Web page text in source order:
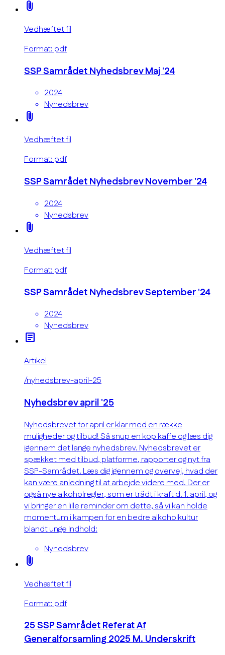
attach_file
Vedhæftet fil
Format: pdf
SSP Samrådet Nyhedsbrev Maj '24
2024
Nyhedsbrev
attach_file
Vedhæftet fil
Format: pdf
SSP Samrådet Nyhedsbrev November '24
2024
Nyhedsbrev
attach_file
Vedhæftet fil
Format: pdf
SSP Samrådet Nyhedsbrev September '24
2024
Nyhedsbrev
article
Artikel
/nyhedsbrev-april-25
Nyhedsbrev april '25
Nyhedsbrevet for april er klar med en række
muligheder og tilbud! Så snup en kop kaffe og læs dig
igennem det lange nyhedsbrev. Nyhedsbrevet er
spækket med tilbud, platforme, rapporter og nyt fra
SSP-Samrådet. Læs dig igennem og overvej, hvad der
kan være anledning til at arbejde videre med. Der er
også nye alkoholregler, som er trådt i kraft d. 1. april, og
vi bringer en lille reminder om dette, så vi kan holde
momentum i kampen for en bedre alkoholkultur
blandt unge Indhold:
Nyhedsbrev
attach_file
Vedhæftet fil
Format: pdf
25 SSP Samrådet Referat Af
Generalforsamling 2025 M. Underskrift